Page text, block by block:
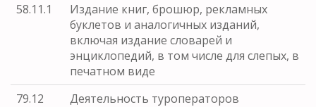
58.11.1
Издание книг, брошюр, рекламных
буклетов и аналогичных изданий,
включая издание словарей и
энциклопедий, в том числе для слепых, в
печатном виде
79.12
Деятельность туроператоров